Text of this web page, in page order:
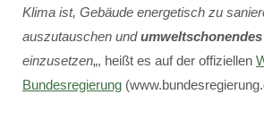
Klima ist, Gebäude energetisch zu
auszutauschen und
einzusetzen„, heißt es auf der offiziellen
Bundesregierung